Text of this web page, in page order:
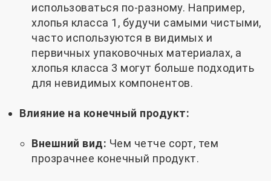
использоваться по-разному. Например,
хлопья класса 1, будучи самыми чистыми,
часто используются в видимых и
первичных упаковочных материалах, а
хлопья класса 3 могут больше подходить
для невидимых компонентов.
Влияние на конечный продукт:
Внешний вид: Чем четче сорт, тем
прозрачнее конечный продукт.